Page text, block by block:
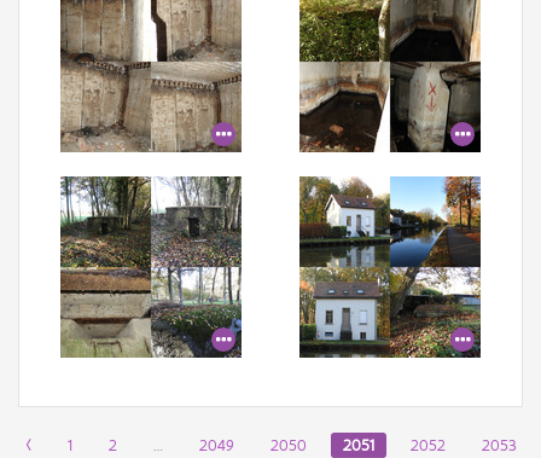
‹ 1 2 … 2049 2050 2051 2052
2053